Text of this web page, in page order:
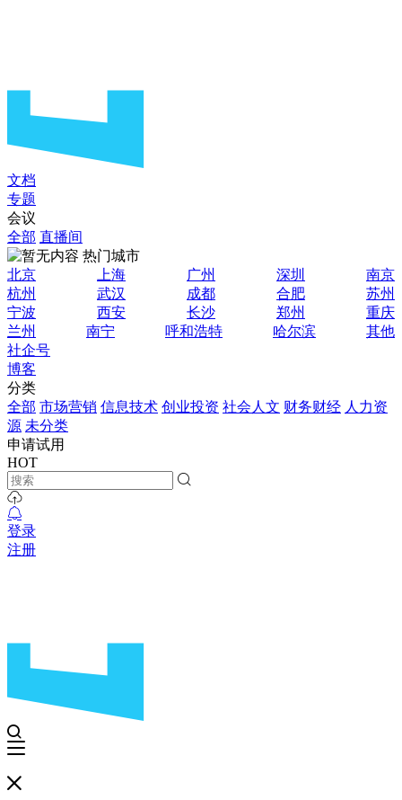
文档
专题
会议
全部 直播间
热门城市
北京
上海 广州 深圳
南京
杭州
武汉 成都 合肥
苏州
宁波
西安 长沙 郑州
重庆
兰州
南宁 呼和浩特 哈尔滨
其他
社企号
博客
分类
全部 市场营销 信息技术 创业投资 社会人文 财务财经 人力资
源 未分类
申请试用
HOT
登录
注册